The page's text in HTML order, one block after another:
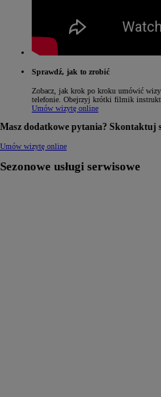
Sprawdź, jak to zrobić
Zobacz, jak krok po kroku umówić
telefonie. Obejrzyj krótki filmik
Umów wizytę online
Masz dodatkowe pytania? Skontaktuj
Umów wizytę online
Sezonowe usługi serwisowe